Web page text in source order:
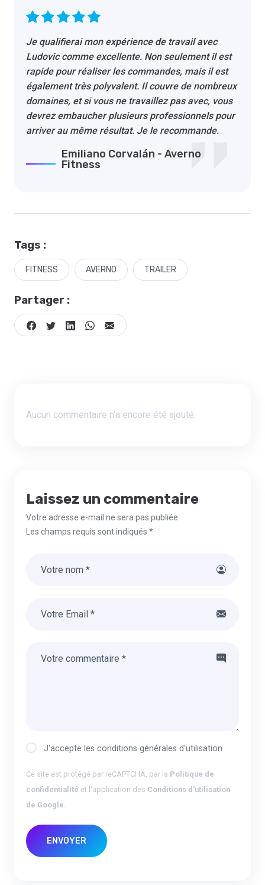
Je qualifierai mon expérience de travail avec
Ludovic comme excellente. Non seulement il est
rapide pour réaliser les commandes, mais il est
également très polyvalent. Il couvre de nombreux
domaines, et si vous ne travaillez pas avec, vous
devrez embaucher plusieurs professionnels pour
arriver au même résultat. Je le recommande.
Emiliano Corvalán - Averno
Fitness
Tags :
FITNESS AVERNO TRAILER
Partager :
Aucun commentaire n'a encore été ajouté.
Laissez un commentaire
Votre adresse e-mail ne sera pas publiée.
Les champs requis sont indiqués *
J'accepte les conditions générales d'utilisation
Ce site est protégé par reCAPTCHA, par la Politique de
confidentialité et l'application des Conditions d'utilisation
de Google
ENVOYER